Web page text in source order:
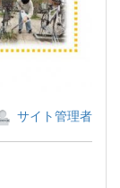
サイト管理者